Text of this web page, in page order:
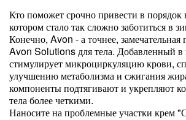
Кто поможет срочно привести в порядок
котором стало так сложно заботиться в
Конечно, Avon - а точнее, замечательная
Avon Solutions для тела. Добавленный в
стимулирует микроциркуляцию крови,
улучшению метаболизма и сжигания
компоненты подтягивают и укрепляют
тела более четкими.
Наносите на проблемные участки крем